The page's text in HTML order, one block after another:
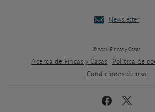
Newsletter
© 2026 Fincas y Casas
Acerca de Fincas y Casas Política de
Condiciones de uso